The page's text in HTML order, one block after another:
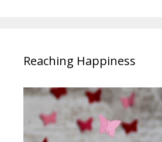
Reaching Happiness